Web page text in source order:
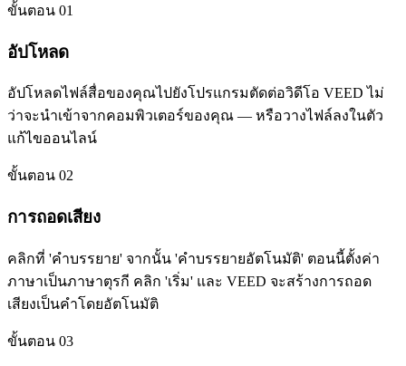
ขั้นตอน 01
อัปโหลด
อัปโหลดไฟล์สื่อของคุณไปยังโปรแกรมตัดต่อวิดีโอ VEED ไม่
ว่าจะนำเข้าจากคอมพิวเตอร์ของคุณ — หรือวางไฟล์ลงในตัว
แก้ไขออนไลน์
ขั้นตอน 02
การถอดเสียง
คลิกที่ 'คำบรรยาย' จากนั้น 'คำบรรยายอัตโนมัติ' ตอนนี้ตั้งค่า
ภาษาเป็นภาษาตุรกี คลิก 'เริ่ม' และ VEED จะสร้างการถอด
เสียงเป็นคำโดยอัตโนมัติ
ขั้นตอน 03